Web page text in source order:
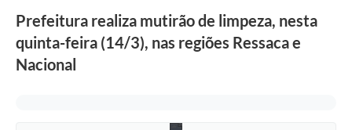
Prefeitura realiza mutirão de limpeza, nesta
quinta-feira (14/3), nas regiões Ressaca e
Nacional
R
a
m